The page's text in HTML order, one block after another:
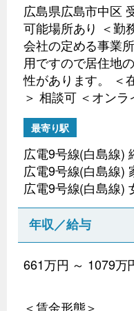
広島県広島市中区
可能場所あり ＜勤
会社の定める事業
用ですので居住地
性があります。 ＜
＞ 相談可 ＜オン
最寄り駅
広電9号線(白島線)
広電9号線(白島線)
広電9号線(白島線)
年収／給与
661万円 ～ 1079万
＜賃金形態＞